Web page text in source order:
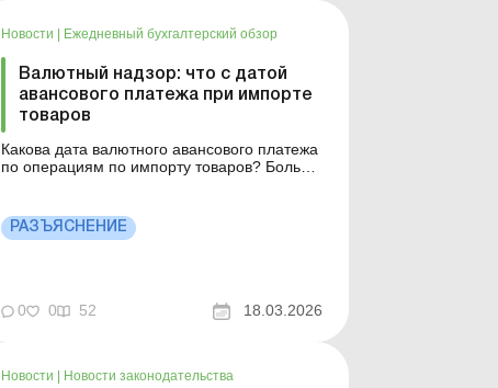
Новости | Ежедневный бухгалтерский обзор
Валютный надзор: что с датой
авансового платежа при импорте
товаров
Какова дата валютного авансового платежа
по операциям по импорту товаров? Больше
изменения Валютные послабления от НБУ:
дивиденды за 2023 год и не только
РАЗЪЯСНЕНИЕ
0 0 52 18.03.2026
Новости Новости законодательства